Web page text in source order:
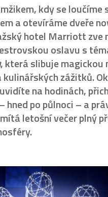
kdy se loučíme
a otevíráme dveře
hotel Marriott zve
oslavu s
, která slibuje magickou
kulinářských zážitků.
na hodinách,
hned po půlnoci – a
letošní večer plný